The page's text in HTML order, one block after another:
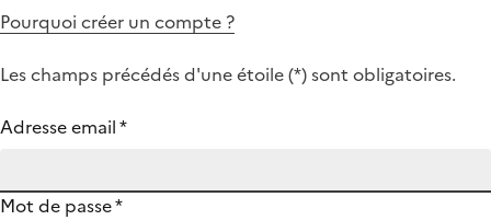
Pourquoi créer un compte ?
Les champs précédés d'une étoile (*) sont obligatoires.
Adresse email*
Mot de passe*